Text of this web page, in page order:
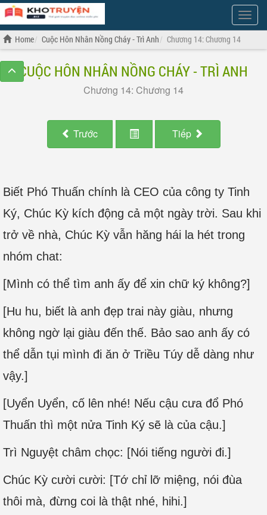
Show
Menu
Home Cuộc Hôn Nhân Nồng Cháy - Trì Anh Chương 14: Chương 14
CUỘC HÔN NHÂN NỒNG CHÁY - TRÌ ANH
Chương 14: Chương 14
Trước Tiếp
Biết Phó Thuấn chính là CEO của công ty Tinh
Ký, Chúc Kỳ kích động cả một ngày trời. Sau khi
trở về nhà, Chúc Kỳ vẫn hăng hái la hét trong
nhóm chat:
[Mình có thể tìm anh ấy để xin chữ ký không?]
[Hu hu, biết là anh đẹp trai này giàu, nhưng
không ngờ lại giàu đến thế. Bảo sao anh ấy có
thể dẫn tụi mình đi ăn ở Triều Túy dễ dàng như
vậy.]
[Uyển Uyển, cố lên nhé! Nếu cậu cưa đổ Phó
Thuấn thì một nửa Tinh Ký sẽ là của cậu.]
Trì Nguyệt châm chọc: [Nói tiếng người đi.]
Chúc Kỳ cười cười: [Tớ chỉ lỡ miệng, nói đùa
thôi mà, đừng coi là thật nhé, hihi.]